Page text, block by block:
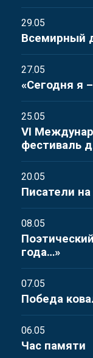
29.05
Всемирный
27.05
«Сегодня я
25.05
VI
фестиваль
20.05
Писатели на
08.05
года…»
07.05
Победа
06.05
Час памяти